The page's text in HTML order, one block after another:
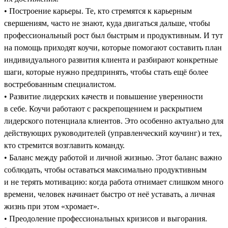
• Построение карьеры. Те, кто стремятся к карьерным
свершениям, часто не знают, куда двигаться дальше, чтобы
профессиональный рост был быстрым и продуктивным. И тут
на помощь приходят коучи, которые помогают составить план
индивидуального развития клиента и разбирают конкретные
шаги, которые нужно предпринять, чтобы стать ещё более
востребованным специалистом.
• Развитие лидерских качеств и повышение уверенности
в себе. Коучи работают с раскрепощением и раскрытием
лидерского потенциала клиентов. Это особенно актуально для
действующих руководителей (управленческий коучинг) и тех,
кто стремится возглавить команду.
• Баланс между работой и личной жизнью. Этот баланс важно
соблюдать, чтобы оставаться максимально продуктивным
и не терять мотивацию: когда работа отнимает слишком много
времени, человек начинает быстро от неё уставать, а личная
жизнь при этом «хромает».
• Преодоление профессиональных кризисов и выгорания.